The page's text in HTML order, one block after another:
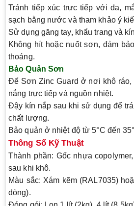
Tránh tiếp xúc trực tiếp với da,
sạch bằng nước và tham khảo ý
Sử dụng găng tay, khẩu trang và
Không hít hoặc nuốt sơn, đảm
thoáng.
Bảo Quản Sơn
Để Sơn Zinc Guard ở nơi khô ráo,
nắng trực tiếp và nguồn nhiệt.
Đậy kín nắp sau khi sử dụng để
chất lượng.
Bảo quản ở nhiệt độ từ 5°C đến
Thông Số Kỹ Thuật
Thành phần: Gốc nhựa
sau khi khô.
Màu sắc: Xám kẽm (RAL7035)
dòng).